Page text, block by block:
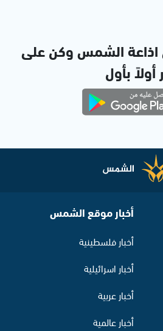
الشمس وكن على
أولاً بأول
أخبار موقع الشمس
أخبار فلسطينية
أخبار اسرائيلية
أخبار عربية
أخبار عالمية